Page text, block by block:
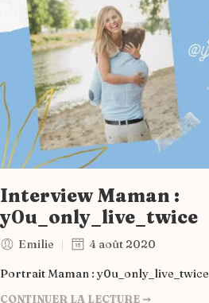
Interview Maman :
y0u_only_live_twice
Emilie 4 août 2020
Portrait Maman : y0u_only_live_twice
CONTINUER LA LECTURE ➞